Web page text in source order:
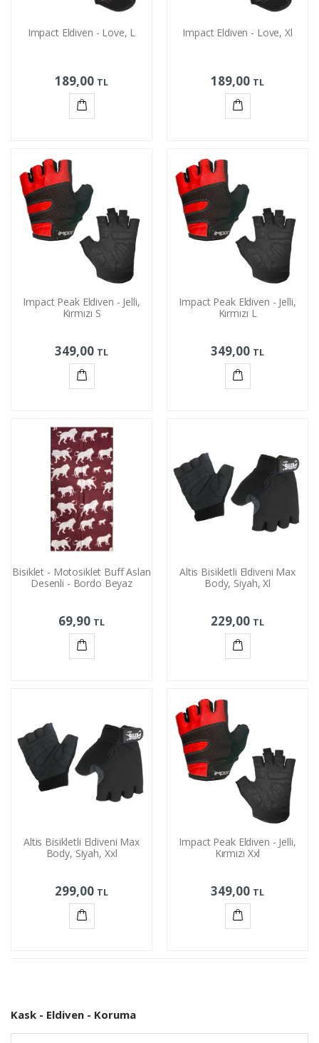
Impact Eldiven - Love, L
189,00 TL
Impact Eldiven - Love, Xl
189,00 TL
Impact Peak Eldiven - Jelli,
Kırmızı S
349,00 TL
Impact Peak Eldiven - Jelli,
Kırmızı L
349,00 TL
Bisiklet - Motosiklet Buff Aslan
Desenli - Bordo Beyaz
69,90 TL
Altis Bisikletli Eldiveni Max
Body, Siyah, Xl
229,00 TL
Altis Bisikletli Eldiveni Max
Body, Siyah, Xxl
299,00 TL
Impact Peak Eldiven - Jelli,
Kırmızı Xxl
349,00 TL
Kask - Eldiven - Koruma